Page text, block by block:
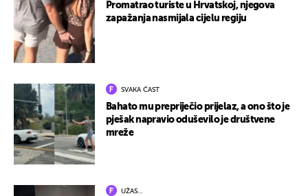
Promatrao turiste u Hrvatskoj, njegova
zapažanja nasmijala cijelu regiju
SVAKA ČAST
Bahato mu prepriječio prijelaz, a ono što je
pješak napravio oduševilo je društvene
mreže
UŽAS…